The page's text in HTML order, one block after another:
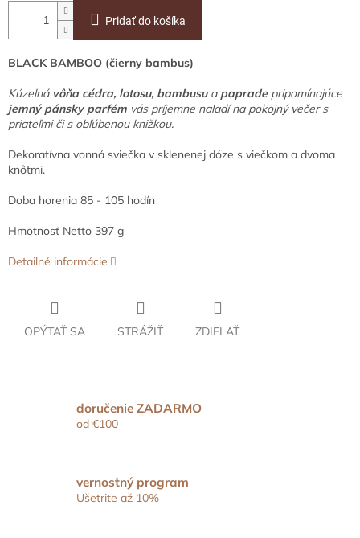
Pridať do košíka
BLACK BAMBOO (čierny bambus)
Kúzelná vôňa cédra, lotosu, bambusu apapradepripomínajúce
jemný pánsky parfém vás príjemne naladí na pokojný večer s
priateľmi či s obľúbenou knižkou.
Dekoratívna vonná sviečka v sklenenej dóze s viečkom a dvoma
knôtmi.
Doba horenia 85 - 105 hodín
Hmotnosť Netto 397 g
Detailné informácie
OPÝTAŤ SA STRÁŽIŤ ZDIEĽAŤ
doručenie ZADARMO
od €100
vernostný program
Ušetrite až 10%